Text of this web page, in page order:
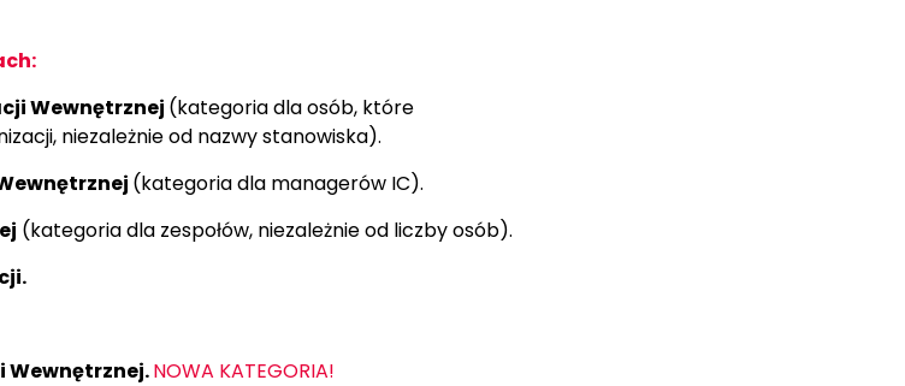
Wewnętrznej (kategoria dla osób, które
niezależnie od nazwy stanowiska).
(kategoria dla managerów IC).
(kategoria dla zespołów, niezależnie od liczby osób).
Wewnętrznej.NOWA KATEGORIA!